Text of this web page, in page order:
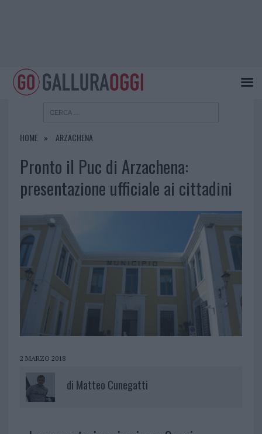
HOME ARZACHENA
Pronto il Puc di Arzachena:
presentazione ufficiale ai cittadini
2 MARZO 2018
di Matteo Cunegatti